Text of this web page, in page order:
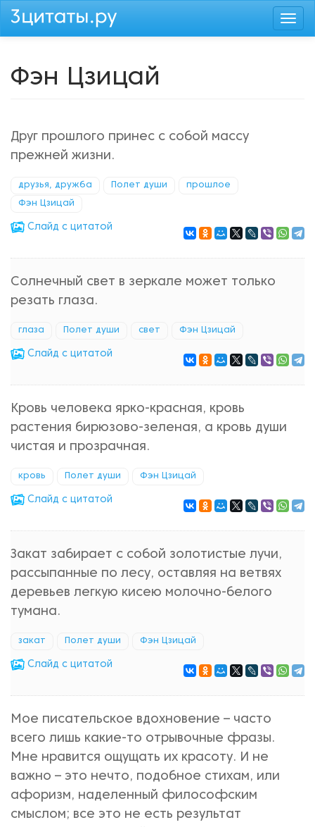
Перейти
Фэн Цзицай
Друг прошлого принес с собой массу
прежней жизни.
друзья, дружба Полет души прошлое
Фэн Цзицай
Cлайд с цитатой
Солнечный свет в зеркале может только
резать глаза.
глаза Полет души свет Фэн Цзицай
Cлайд с цитатой
Кровь человека ярко-красная, кровь
растения бирюзово-зеленая, а кровь души
чистая и прозрачная.
кровь Полет души Фэн Цзицай
Cлайд с цитатой
Закат забирает с собой золотистые лучи,
рассыпанные по лесу, оставляя на ветвях
деревьев легкую кисею молочно-белого
тумана.
закат Полет души Фэн Цзицай
Cлайд с цитатой
Мое писательское вдохновение – часто
всего лишь какие-то отрывочные фразы.
Мне нравится ощущать их красоту. И не
важно – это нечто, подобное стихам, или
афоризм, наделенный философским
смыслом; все это не есть результат